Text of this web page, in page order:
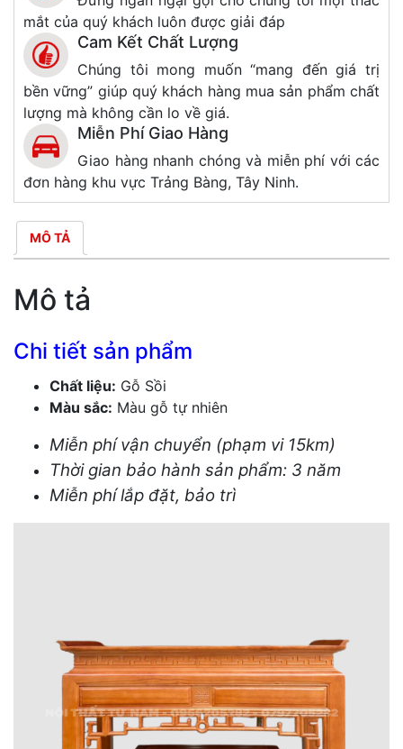
mắt của quý khách luôn được giải đáp
Cam Kết Chất Lượng
Chúng tôi mong muốn “mang đến giá trị
bền vững” giúp quý khách hàng mua sản phẩm chất
lượng mà không cần lo về giá.
Miễn Phí Giao Hàng
Giao hàng nhanh chóng và miễn phí với các
đơn hàng khu vực Trảng Bàng, Tây Ninh.
MÔ TẢ
Mô tả
Chi tiết sản phẩm
Chất liệu: Gỗ Sồi
Màu sắc: Màu gỗ tự nhiên
Miễn phí vận chuyển (phạm vi 15km)
Thời gian bảo hành sản phẩm: 3 năm
Miễn phí lắp đặt, bảo trì